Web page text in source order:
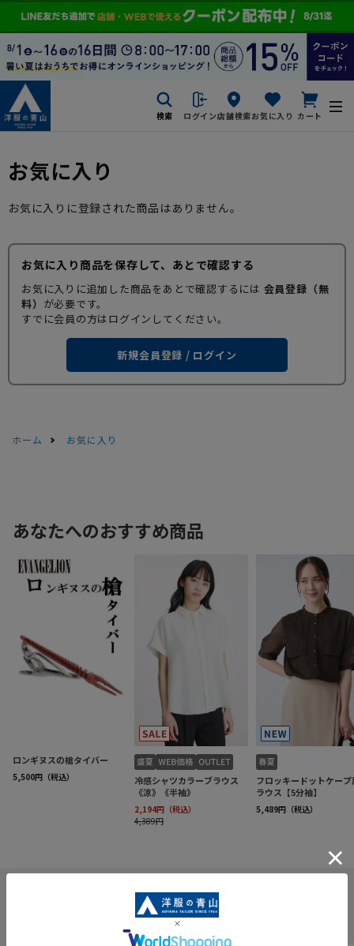
検索 ログイン店舗検索お気に入り カート
お気に入り
お気に入りに登録された商品はありません。
お気に入り商品を保存して、あとで確認する
お気に入りに追加した商品をあとで確認するには 会員登録（無
料） が必要です。
すでに会員の方はログインしてください。
新規会員登録 / ログイン
ホーム お気に入り
INFORMATION